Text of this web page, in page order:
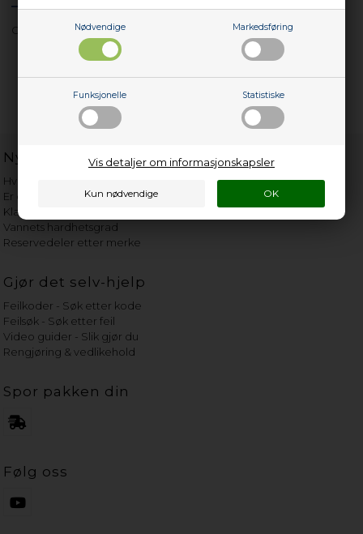
Nødvendige Markedsføring
Funksjonelle Statistiske
Vis detaljer om informasjonskapsler
GUN16S10X
Nyttige lenker
Hvor gammelt er apparatet mitt?
Er det verdt å reparere?
Klage på bassengrobot
Vannets hardhetsgrad
Reservedeler etter merke
Gjør det selv-hjelp
Feilkoder - Søk etter kode
Feilsøk - Søk etter feil
Video guider - Slik gjør du
Rengjøring & vedlikehold
Spor pakken din
Følg oss